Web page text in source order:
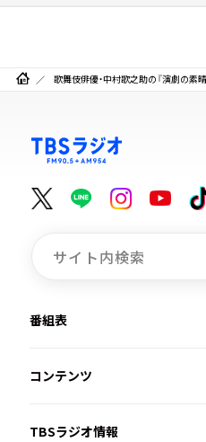
歌舞伎俳優・中村歌之助の『演劇の素
番組表
コンテンツ
TBSラジオ情報